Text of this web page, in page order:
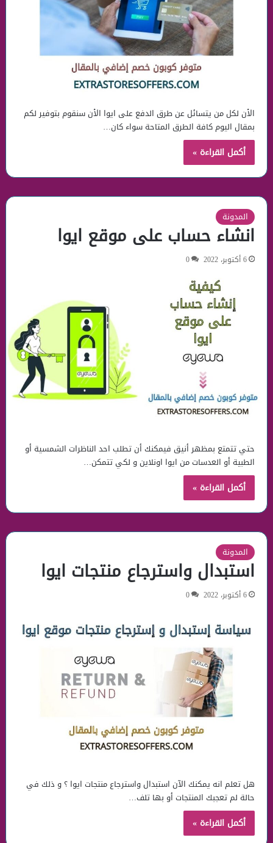
الأن لكل من يتسائل عن طرق الدفع على ايوا الأن سنقوم بتوفير لكم
بمقال اليوم كافة الطرق المتاحة سواء كان…
أكمل القراءة »
المدونة
انشاء حساب على موقع ايوا
6 أكتوبر، 2022 0
حتي تتمتع بمظهر أنيق فيمكنك أن تطلب احد الناظرات الشمسية أو
الطبية أو العدسات من ايوا اونلاين و لكي تتمكن…
أكمل القراءة »
المدونة
استبدال واسترجاع منتجات ايوا
6 أكتوبر، 2022 0
هل تعلم انه يمكنك الآن استبدال واسترجاع منتجات ايوا ؟ و ذلك في
حالة لم تعجبك المنتجات أو بها تلف…
أكمل القراءة »